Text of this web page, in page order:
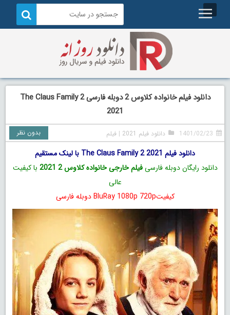
دانلود فیلم خانواده کلاوس 2 دوبله فارسی The Claus Family 2
2021
1401/02/23 دانلود فیلم 2021 |فیلم بدون نظر
دانلود فیلم The Claus Family 2 2021 با لینک مستقیم
دانلود رایگان دوبله فارسیفیلم خارجی خانواده کلاوس 2 2021
با کیفیت
عالی
کیفیتBluRay 1080p 720p دوبله فارسی